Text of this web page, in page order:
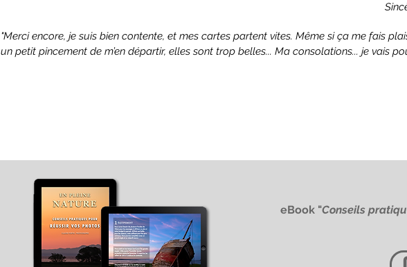
"Merci encore, je suis bien contente, et mes cartes partent vites. Même si ça me fais
un petit pincement de m’en départir, elles sont trop belles... Ma consolations... je vais
eBook "Conseils